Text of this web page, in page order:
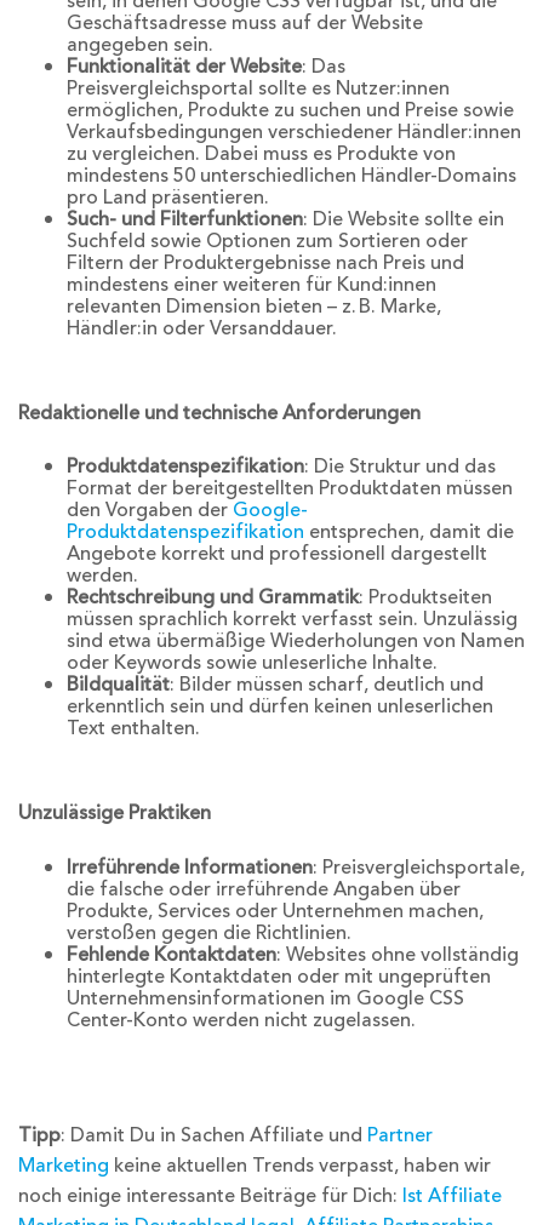
Geschäftsadresse muss auf der Website
angegeben sein.
Funktionalität der Website: Das
Preisvergleichsportal sollte es Nutzer:innen
ermöglichen, Produkte zu suchen und Preise sowie
Verkaufsbedingungen verschiedener Händler:innen
zu vergleichen. Dabei muss es Produkte von
mindestens 50 unterschiedlichen Händler-Domains
pro Land präsentieren.
Such- und Filterfunktionen: Die Website sollte ein
Suchfeld sowie Optionen zum Sortieren oder
Filtern der Produktergebnisse nach Preis und
mindestens einer weiteren für Kund:innen
relevanten Dimension bieten – z. B. Marke,
Händler:in oder Versanddauer.
Redaktionelle und technische Anforderungen
Produktdatenspezifikation: Die Struktur und das
Format der bereitgestellten Produktdaten müssen
den Vorgaben der Google-
Produktdatenspezifikation entsprechen, damit die
Angebote korrekt und professionell dargestellt
werden.
Rechtschreibung und Grammatik: Produktseiten
müssen sprachlich korrekt verfasst sein. Unzulässig
sind etwa übermäßige Wiederholungen von Namen
oder Keywords sowie unleserliche Inhalte.
Bildqualität: Bilder müssen scharf, deutlich und
erkenntlich sein und dürfen keinen unleserlichen
Text enthalten.
Unzulässige Praktiken
Irreführende Informationen: Preisvergleichsportale,
die falsche oder irreführende Angaben über
Produkte, Services oder Unternehmen machen,
verstoßen gegen die Richtlinien.
Fehlende Kontaktdaten: Websites ohne vollständig
hinterlegte Kontaktdaten oder mit ungeprüften
Unternehmensinformationen im Google CSS
Center-Konto werden nicht zugelassen.
Tipp: Damit Du in Sachen Affiliate und Partner
Marketing keine aktuellen Trends verpasst, haben wir
noch einige interessante Beiträge für Dich: Ist Affiliate